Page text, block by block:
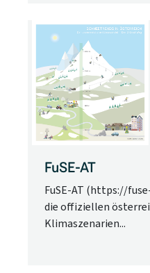
FuSE-AT
FuSE-AT (https://
die offiziellen
Klimaszenarien...